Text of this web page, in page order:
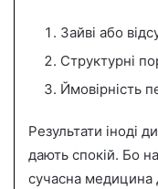
Зайві або
Структурні
Ймовірність
Результати іноді
дають спокій. Бо
сучасна медицина